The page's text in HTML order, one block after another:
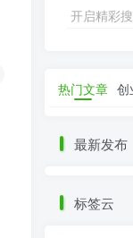
开启精彩
热门文章 创
最新发布
标签云